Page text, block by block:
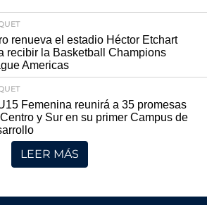
renueva el estadio Héctor Etchart
recibir la Basketball Champions
Americas
Femenina reunirá a 35 promesas
y Sur en su primer Campus de
LEER MÁS